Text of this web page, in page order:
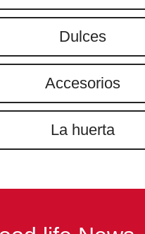
Dulces
Accesorios
La huerta